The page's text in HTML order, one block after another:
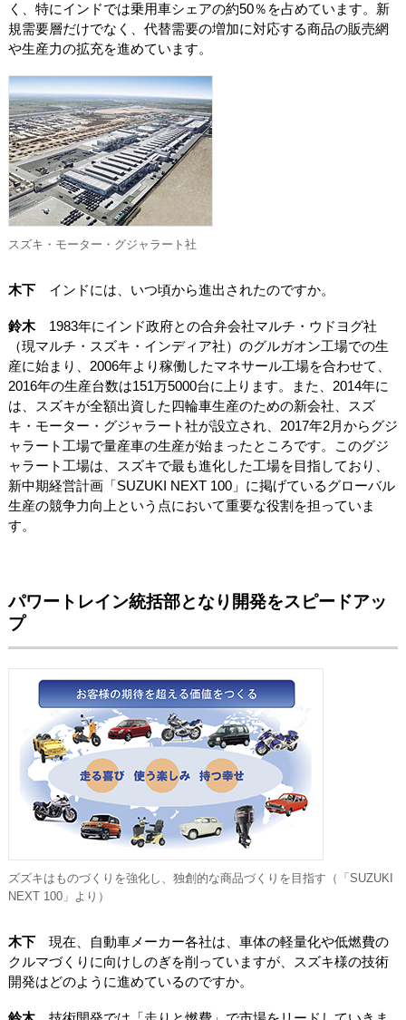
く、特にインドでは乗用車シェアの約50％を占めています。新
規需要層だけでなく、代替需要の増加に対応する商品の販売網
や生産力の拡充を進めています。
スズキ・モーター・グジャラート社
木下インドには、いつ頃から進出されたのですか。
鈴木1983年にインド政府との合弁会社マルチ・ウドヨグ社
（現マルチ・スズキ・インディア社）のグルガオン工場での生
産に始まり、2006年より稼働したマネサール工場を合わせて、
2016年の生産台数は151万5000台に上ります。また、2014年に
は、スズキが全額出資した四輪車生産のための新会社、スズ
キ・モーター・グジャラート社が設立され、2017年2月からグジ
ャラート工場で量産車の生産が始まったところです。このグジ
ャラート工場は、スズキで最も進化した工場を目指しており、
新中期経営計画「SUZUKI NEXT 100」に掲げているグローバル
生産の競争力向上という点において重要な役割を担っていま
す。
パワートレイン統括部となり開発をスピードアッ
プ
ズズキはものづくりを強化し、独創的な商品づくりを目指す（「SUZUKI
NEXT 100」より）
木下現在、自動車メーカー各社は、車体の軽量化や低燃費の
クルマづくりに向けしのぎを削っていますが、スズキ様の技術
開発はどのように進めているのですか。